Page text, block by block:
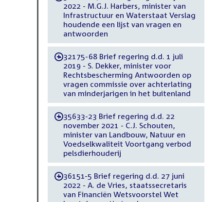
2022 - M.G.J. Harbers, minister van
Infrastructuur en Waterstaat Verslag
houdende een lijst van vragen en
antwoorden
-32175-68 Brief regering d.d. 1 juli
2019 - S. Dekker, minister voor
Rechtsbescherming Antwoorden op
vragen commissie over achterlating
van minderjarigen in het buitenland
-35633-23 Brief regering d.d. 22
november 2021 - C.J. Schouten,
minister van Landbouw, Natuur en
Voedselkwaliteit Voortgang verbod
pelsdierhouderij
-36151-5 Brief regering d.d. 27 juni
2022 - A. de Vries, staatssecretaris
van Financiën Wetsvoorstel Wet